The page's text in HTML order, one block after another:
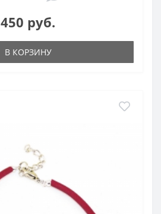
450 руб.
В КОРЗИНУ